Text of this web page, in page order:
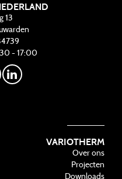
13
- 17:00
VARIOTHERM
Over ons
Projecten
Downloads